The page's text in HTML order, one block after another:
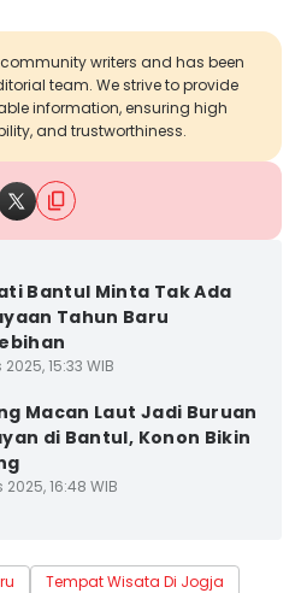
writers and has been
team. We strive to provide
information, ensuring high
and trustworthiness.
Bantul Minta Tak Ada
Tahun Baru
2025, 15:33 WIB
Macan Laut Jadi Buruan
di Bantul, Konon Bikin
2025, 16:48 WIB
Tempat Wisata Di Jogja